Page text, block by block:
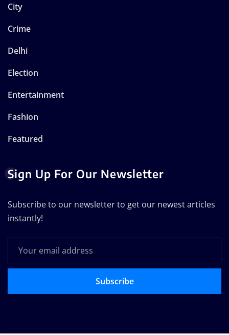
City
Crime
Delhi
Election
Entertainment
Fashion
Featured
Sign Up For Our Newsletter
Subscribe to our newsletter to get our newest articles
instantly!
Subscribe